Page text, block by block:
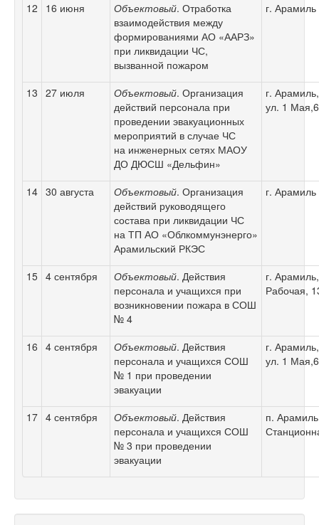
12 16 июня Объектовый. Отработка
взаимодействия между
формированиями АО «ААРЗ»
при ликвидации ЧС,
вызванной пожаром
г. Арамиль
13 27 июля Объектовый. Организация
действий персонала при
проведении эвакуационных
мероприятий в случае ЧС
на инженерных сетях МАОУ
ДО ДЮСШ «Дельфин»
г. Арамиль,
ул. 1
14 30 августа Объектовый. Организация
действий руководящего
состава при ликвидации ЧС
на ТП АО «Облкоммунэнерго»
Арамильский РКЭС
г. Арамиль
15 4 сентября Объектовый. Действия
персонала и учащихся при
возникновении пожара в СОШ
№ 4
г.
Рабочая,
16 4 сентября Объектовый. Действия
персонала и учащихся СОШ
№ 1 при проведении
эвакуации
г. Арамиль,
ул. 1
17 4 сентября Объектовый. Действия
персонала и учащихся СОШ
№ 3 при проведении
эвакуации
п.